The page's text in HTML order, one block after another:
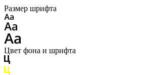
Размер шрифта
Цвет фона и шрифта